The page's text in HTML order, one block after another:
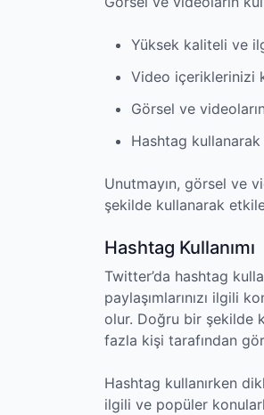
Yüksek kaliteli ve
Video içeriklerinizi
Görsel ve
Hashtag kullanarak
Unutmayın, görsel ve
şekilde kullanarak
Hashtag Kullanımı
Twitter’da hashtag
paylaşımlarınızı ilgili
olur. Doğru bir şekilde
fazla kişi tarafından
Hashtag kullanırken
ilgili ve popüler